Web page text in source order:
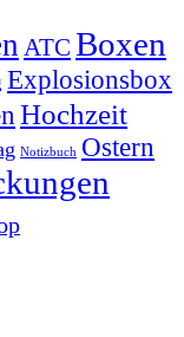
ATC Boxen
Explosionsbox
Hochzeit
Notizbuch Ostern